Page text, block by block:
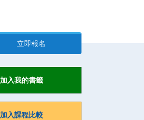
立即報名
加入我的書籤
加入課程比較